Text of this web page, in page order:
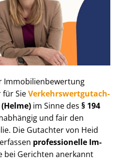
Im­mo­bi­li­en­be­wer­tung
SieVer­kehrs­wert­gut­ach­
im Sinne des § 194
und fair den
Die Gutachter von Heid
professionelle Im­
bei Gerichten anerkannt